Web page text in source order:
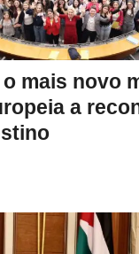
mais novo
a